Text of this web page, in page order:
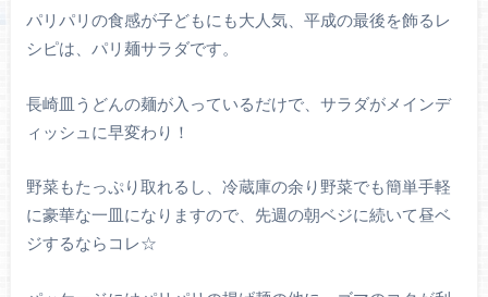
パリパリの食感が子どもにも大人気、平成の最後を飾るレ
シピは、パリ麺サラダです。
長崎皿うどんの麺が入っているだけで、サラダがメインデ
ィッシュに早変わり！
野菜もたっぷり取れるし、冷蔵庫の余り野菜でも簡単手軽
に豪華な一皿になりますので、先週の朝ベジに続いて昼ベ
ジするならコレ☆